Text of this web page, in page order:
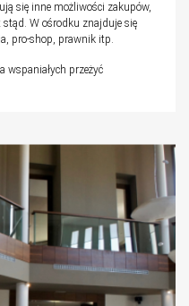
się inne możliwości zakupów,
W ośrodku znajduje się
pro-shop, prawnik itp.
przeżyć